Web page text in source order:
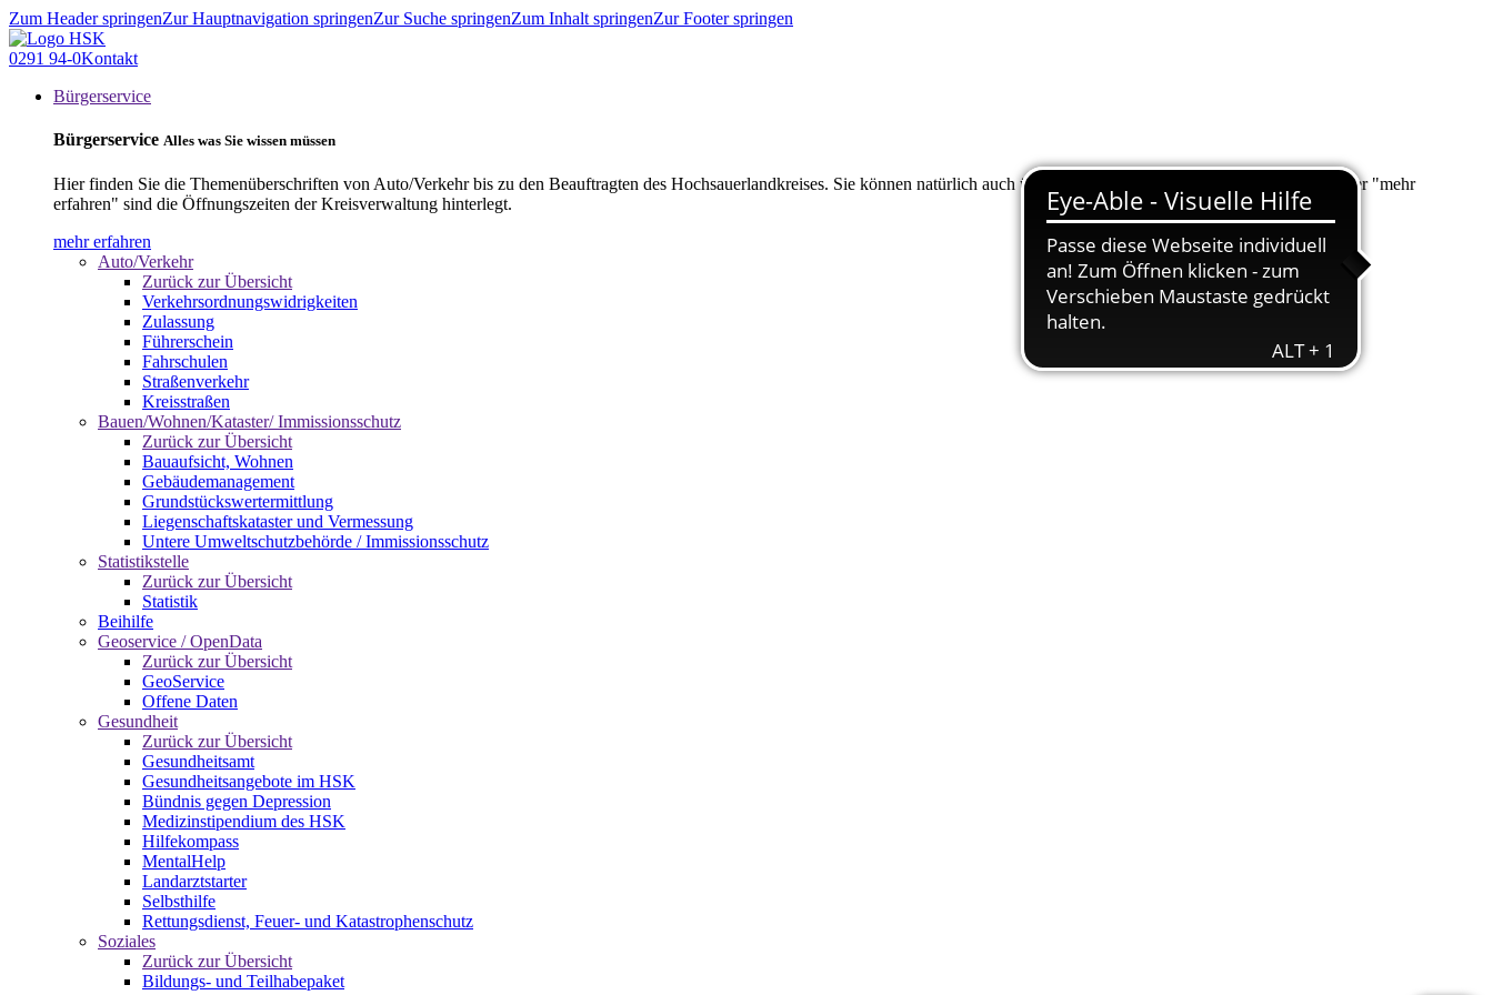
Zum Header springenZur Hauptnavigation springenZur Suche springenZum Inhalt springenZur Footer springen
0291 94-0Kontakt
Bürgerservice
Bürgerservice Alles was Sie wissen müssen
Hier finden Sie die Themenüberschriften von Auto/Verkehr bis zu den Beauftragten des Hochsauerlandkreises. Sie können natürlich auch über "Suche" nach Ihrem Anliegen suchen. Unter "mehr
erfahren" sind die Öffnungszeiten der Kreisverwaltung hinterlegt.
mehr erfahren
Auto/Verkehr
Zurück zur Übersicht
Verkehrsordnungswidrigkeiten
Zulassung
Führerschein
Fahrschulen
Straßenverkehr
Kreisstraßen
Bauen/Wohnen/Kataster/ Immissionsschutz
Zurück zur Übersicht
Bauaufsicht, Wohnen
Gebäudemanagement
Grundstückswertermittlung
Liegenschaftskataster und Vermessung
Untere Umweltschutzbehörde / Immissionsschutz
Statistikstelle
Zurück zur Übersicht
Statistik
Beihilfe
Geoservice / OpenData
Zurück zur Übersicht
GeoService
Offene Daten
Gesundheit
Zurück zur Übersicht
Gesundheitsamt
Gesundheitsangebote im HSK
Bündnis gegen Depression
Medizinstipendium des HSK
Hilfekompass
MentalHelp
Landarztstarter
Selbsthilfe
Rettungsdienst, Feuer- und Katastrophenschutz
Soziales
Zurück zur Übersicht
Bildungs- und Teilhabepaket